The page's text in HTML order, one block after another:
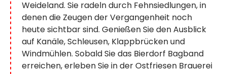
Weideland. Sie radeln durch Fehnsiedlungen, in
denen die Zeugen der Vergangenheit noch
heute sichtbar sind. Genießen Sie den Ausblick
auf Kanäle, Schleusen, Klappbrücken und
Windmühlen. Sobald Sie das Bierdorf Bagband
erreichen, erleben Sie in der Ostfriesen Brauerei